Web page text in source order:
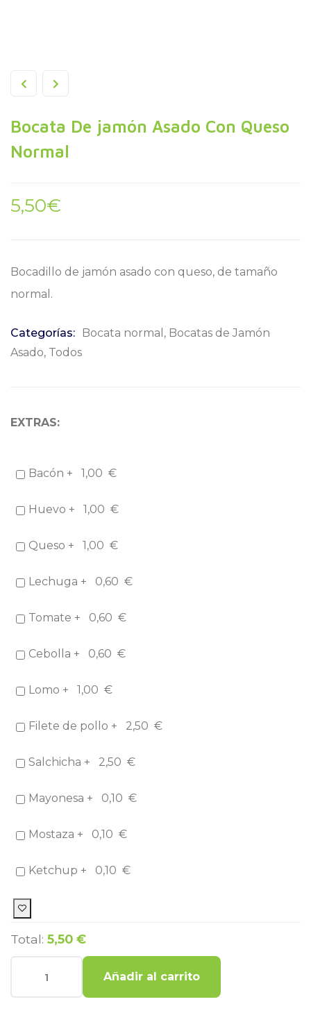
Bocata De jamón Asado Con Queso
Normal
5,50€
Bocadillo de jamón asado con queso, de tamaño
normal.
Categorías: Bocata normal , Bocatas de Jamón
Asado, Todos
EXTRAS:
Bacón + 1,00 €
Huevo + 1,00 €
Queso + 1,00 €
Lechuga + 0,60 €
Tomate + 0,60 €
Cebolla + 0,60 €
Lomo + 1,00 €
Filete de pollo + 2,50 €
Salchicha + 2,50 €
Mayonesa + 0,10 €
Mostaza + 0,10 €
Ketchup + 0,10 €
Total: 5,50 €
Añadir al carrito